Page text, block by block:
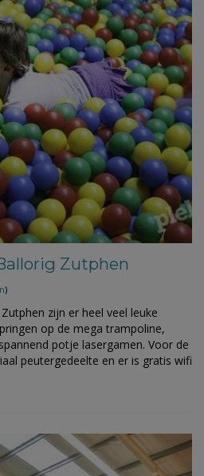
Zutphen
)
zijn er heel veel leuke
op de mega trampoline,
potje lasergamen. Voor de
peutergedeelte en er is gratis wifi